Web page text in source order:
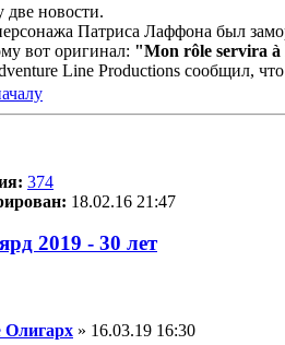
две новости.
Патриса Лаффона был
вот оригинал: "Mon rôle servira à
Line Productions сообщил,
374
18.02.16 21:47
2019 - 30 лет
Олигарх » 16.03.19 16:30